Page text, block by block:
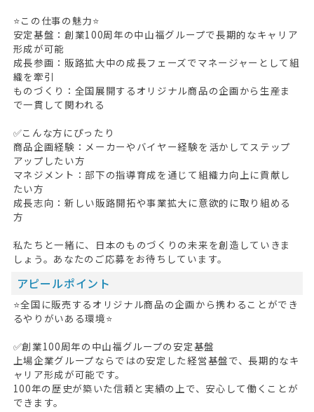
⭐この仕事の魅力⭐
安定基盤：創業100周年の中山福グループで長期的なキャリア
形成が可能
成長参画：販路拡大中の成長フェーズでマネージャーとして組
織を牽引
ものづくり：全国展開するオリジナル商品の企画から生産ま
で一貫して関われる
✅こんな方にぴったり
商品企画経験：メーカーやバイヤー経験を活かしてステップ
アップしたい方
マネジメント：部下の指導育成を通じて組織力向上に貢献し
たい方
成長志向：新しい販路開拓や事業拡大に意欲的に取り組める
方
私たちと一緒に、日本のものづくりの未来を創造していきま
しょう。あなたのご応募をお待ちしています。
アピールポイント
⭐全国に販売するオリジナル商品の企画から携わることができ
るやりがいある環境⭐
✅創業100周年の中山福グループの安定基盤
上場企業グループならではの安定した経営基盤で、長期的なキ
ャリア形成が可能です。
100年の歴史が築いた信頼と実績の上で、安心して働くことが
できます。